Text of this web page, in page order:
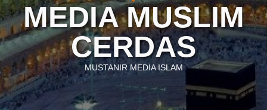
MEDIA MUSLIM
CERDAS
MUSTANIR MEDIA ISLAM